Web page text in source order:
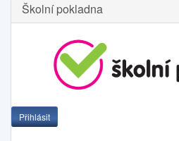
Školní pokladna
Přihlásit